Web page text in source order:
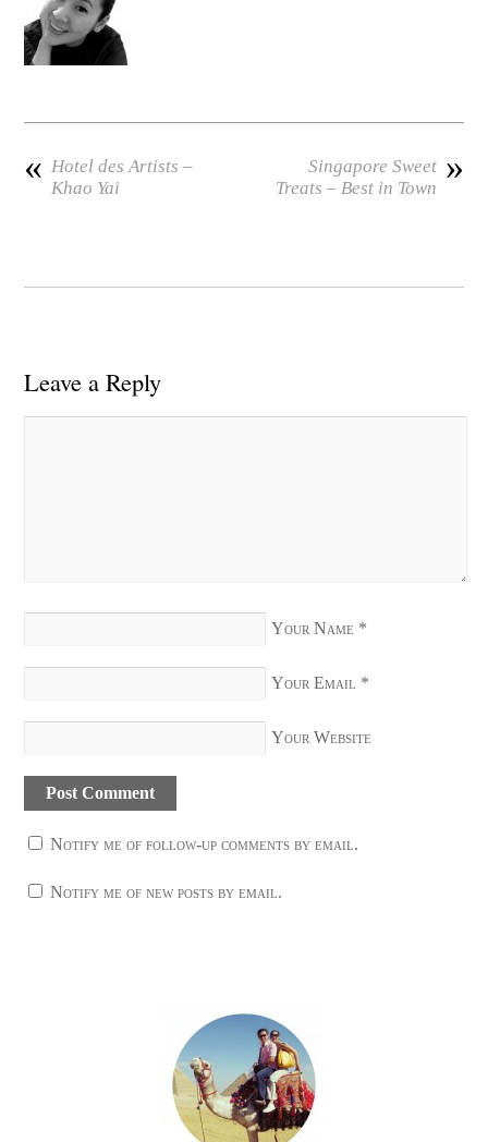
« Hotel des Artists –
Khao Yai
»
Singapore Sweet
Treats – Best in Town
Leave a Reply
Your Name *
Your Email *
Your Website
Notify me of follow-up comments by email.
Notify me of new posts by email.